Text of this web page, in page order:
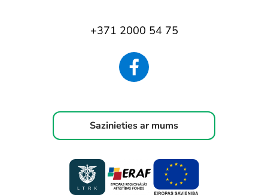
+371 2000 54 75
Sazinieties ar mums